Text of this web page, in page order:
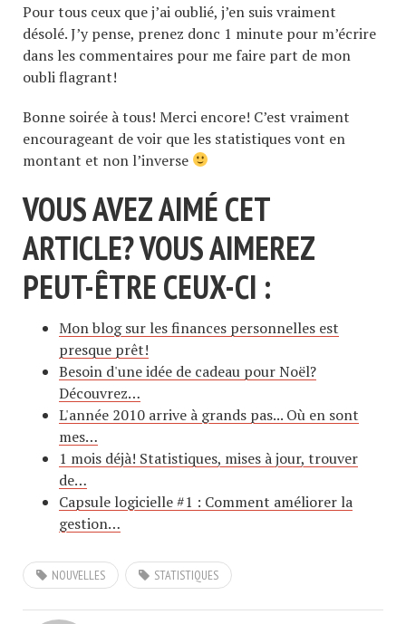
Pour tous ceux que j’ai oublié, j’en suis vraiment
désolé. J’y pense, prenez donc 1 minute pour m’écrire
dans les commentaires pour me faire part de mon
oubli flagrant!
Bonne soirée à tous! Merci encore! C’est vraiment
encourageant de voir que les statistiques vont en
montant et non l’inverse
VOUS AVEZ AIMÉ CET
ARTICLE? VOUS AIMEREZ
PEUT-ÊTRE CEUX-CI :
Mon blog sur les finances personnelles est
presque prêt!
Besoin d'une idée de cadeau pour Noël?
Découvrez…
L'année 2010 arrive à grands pas... Où en sont
mes…
1 mois déjà! Statistiques, mises à jour, trouver
de…
Capsule logicielle #1 : Comment améliorer la
gestion…
NOUVELLES STATISTIQUES